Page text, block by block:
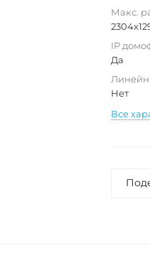
Макс.
IP
Да
Нет
Все